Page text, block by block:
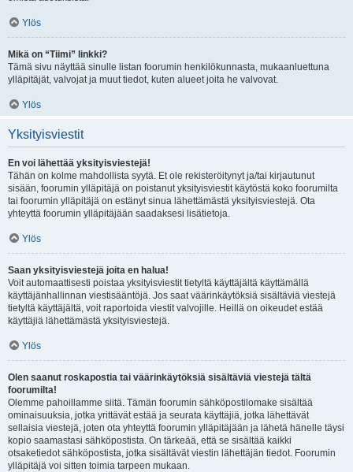
Ylös
Mikä on “Tiimi” linkki?
Tämä sivu näyttää sinulle listan foorumin henkilökunnasta, mukaanluettuna
ylläpitäjät, valvojat ja muut tiedot, kuten alueet joita he valvovat.
Ylös
Yksityisviestit
En voi lähettää yksityisviestejä!
Tähän on kolme mahdollista syytä. Et ole rekisteröitynyt ja/tai kirjautunut
sisään, foorumin ylläpitäjä on poistanut yksityisviestit käytöstä koko foorumilta
tai foorumin ylläpitäjä on estänyt sinua lähettämästä yksityisviestejä. Ota
yhteyttä foorumin ylläpitäjään saadaksesi lisätietoja.
Ylös
Saan yksityisviestejä joita en halua!
Voit automaattisesti poistaa yksityisviestit tietyltä käyttäjältä käyttämällä
käyttäjänhallinnan viestisääntöjä. Jos saat väärinkäytöksiä sisältäviä viestejä
tietyltä käyttäjältä, voit raportoida viestit valvojille. Heillä on oikeudet estää
käyttäjiä lähettämästä yksityisviestejä.
Ylös
Olen saanut roskapostia tai väärinkäytöksiä sisältäviä viestejä tältä
foorumilta!
Olemme pahoillamme siitä. Tämän foorumin sähköpostilomake sisältää
ominaisuuksia, jotka yrittävät estää ja seurata käyttäjiä, jotka lähettävät
sellaisia viestejä, joten ota yhteyttä foorumin ylläpitäjään ja lähetä hänelle täysi
kopio saamastasi sähköpostista. On tärkeää, että se sisältää kaikki
otsaketiedot sähköpostista, jotka sisältävät viestin lähettäjän tiedot. Foorumin
ylläpitäjä voi sitten toimia tarpeen mukaan.